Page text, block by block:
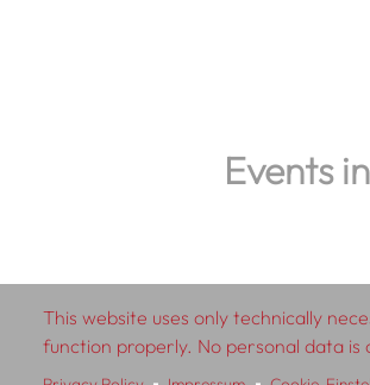
Events
© 2026
This website uses only technically
function properly. No personal data